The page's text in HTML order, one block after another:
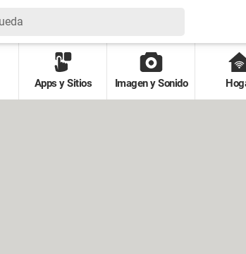
Apps y Sitios Imagen y Sonido